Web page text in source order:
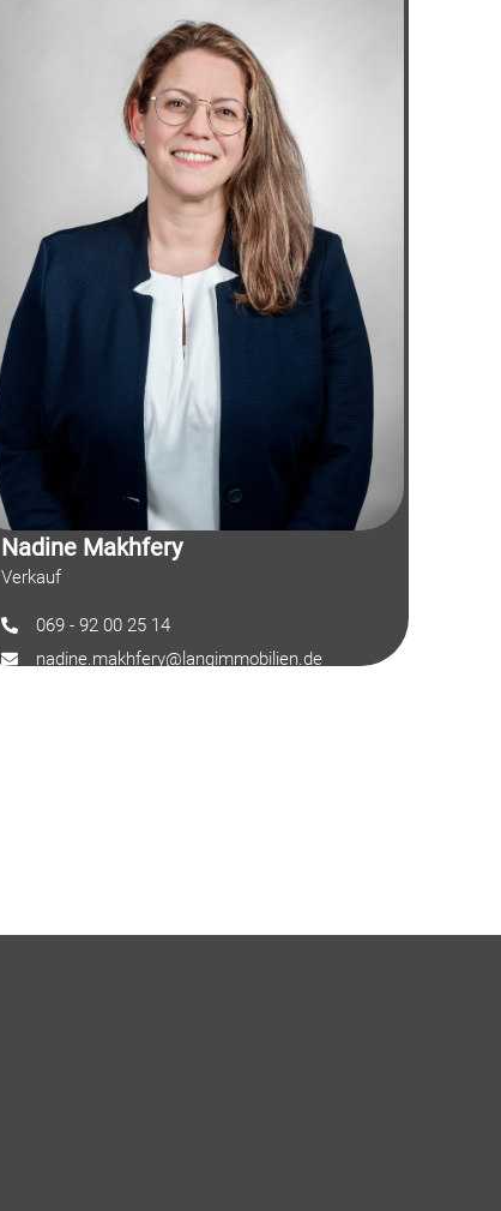
Nadine Makhfery
Verkauf
069 - 92 00 25 14
nadine.makhfery@langimmobilien.de